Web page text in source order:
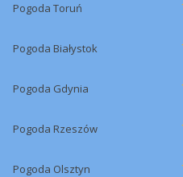
Pogoda Toruń
Pogoda Białystok
Pogoda Gdynia
Pogoda Rzeszów
Pogoda Olsztyn